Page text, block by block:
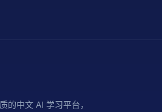
的中文 AI 学习平台，